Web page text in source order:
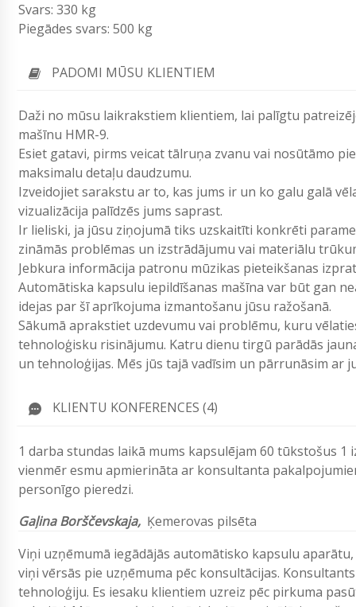
Svars: 330 kg
Piegādes svars: 500 kg
PADOMI MŪSU KLIENTIEM
Daži no mūsu laikrakstiem klientiem, lai palīgtu
mašīnu HMR-9.
Esiet gatavi, pirms veicat tālruņa zvanu vai nosūtāmo
maksimalu detaļu daudzumu.
Izveidojiet sarakstu ar to, kas jums ir un ko galu galā
vizualizācija palīdzēs jums saprast.
Ir lieliski, ja jūsu ziņojumā tiks uzskaitīti konkrēti
zināmās problēmas un izstrādājumu vai materiālu
Jebkura informācija patronu mūzikas pieteikšanas
Automātiska kapsulu iepildīšanas mašīna var būt gan
idejas par šī aprīkojuma izmantošanu jūsu ražošanā.
Sākumā aprakstiet uzdevumu vai problēmu, kuru
tehnoloģisku risinājumu. Katru dienu tirgū parādās
un tehnoloģijas. Mēs jūs tajā vadīsim un pārrunāsim ar
KLIENTU KONFERENCES (4)
1 darba stundas laikā mums kapsulējam 60 tūkstošus
vienmēr esmu apmierināta ar konsultanta
personīgo pieredzi.
Gaļina Borščevskaja, Ķemerovas pilsēta
Viņi uzņēmumā iegādājās automātisko kapsulu
viņi vērsās pie uzņēmuma pēc konsultācijas.
tehnoloģiju. Es iesaku klientiem uzreiz pēc pirkuma